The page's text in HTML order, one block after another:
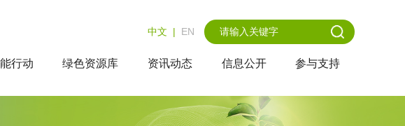
中文 | EN
行动 绿色资源库 资讯动态 信息公开 参与支持